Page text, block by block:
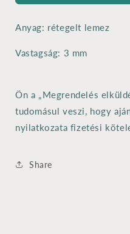
Anyag: rétegelt lemez
Vastagság: 3 mm
Ön a „Megrendelés
tudomásul veszi, hogy
nyilatkozata fizetési
Share